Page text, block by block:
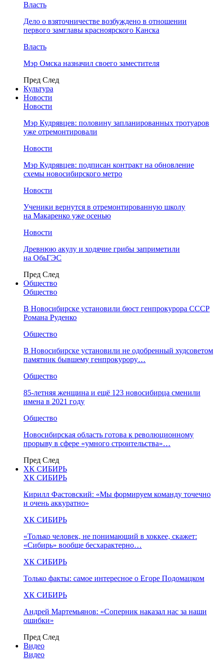
Власть
Дело о взяточничестве возбуждено в отношении
первого замглавы красноярского Канска
Власть
Мэр Омска назначил своего заместителя
Пред След
Культура
Новости
Новости
Мэр Кудрявцев: половину запланированных тротуаров
уже отремонтировали
Новости
Мэр Кудрявцев: подписан контракт на обновление
схемы новосибирского метро
Новости
Ученики вернутся в отремонтированную школу
на Макаренко уже осенью
Новости
Древнюю акулу и ходячие грибы заприметили
на ОбьГЭС
Пред След
Общество
Общество
В Новосибирске установили бюст генпрокурора СССР
Романа Руденко
Общество
В Новосибирске установили не одобренный худсоветом
памятник бывшему генпрокурору…
Общество
85-летняя женщина и ещё 123 новосибирца сменили
имена в 2021 году
Общество
Новосибирская область готова к революционному
прорыву в сфере «умного строительства»…
Пред След
ХК СИБИРЬ
ХК СИБИРЬ
Кирилл Фастовский: «Мы формируем команду точечно
и очень аккуратно»
ХК СИБИРЬ
«Только человек, не понимающий в хоккее, скажет:
«Сибирь» вообще бесхарактерно…
ХК СИБИРЬ
Только факты: самое интересное о Егоре Подомацком
ХК СИБИРЬ
Андрей Мартемьянов: «Соперник наказал нас за наши
ошибки»
Пред След
Видео
Видео